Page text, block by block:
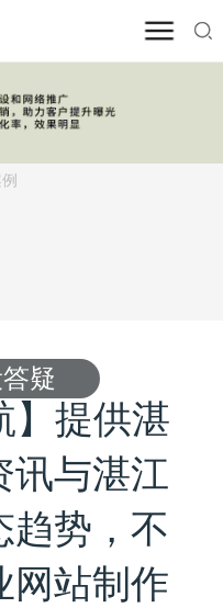
疑
】提供湛
讯与湛江
趋势，不
网站制作